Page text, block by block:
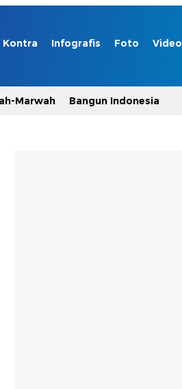
Kontra Infografis Foto Video
Marwah Bangun Indonesia